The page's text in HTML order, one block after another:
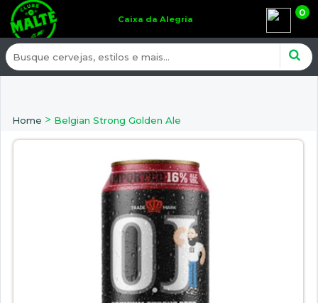
Caixa da Alegria
0
Home > Belgian Strong Golden Ale